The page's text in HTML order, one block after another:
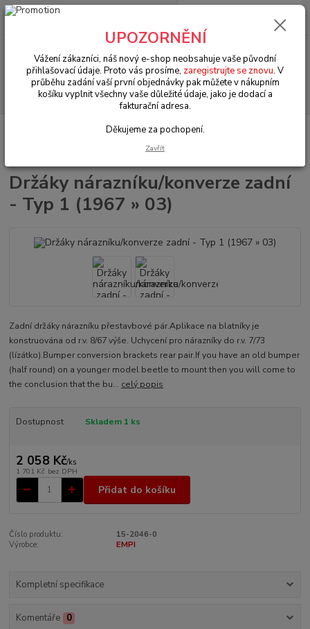
Menu
Hledat
+420 602 330 329
0 Kč
VW Brouk Typ 1 (1938 » 03)
Karosářské díly (Karosseridele)
nárazníku/konverze zadní - Typ 1 (1967 » 03)
Držáky nárazníku/konverze zadní
- Typ 1 (1967 » 03)
Zadní držáky nárazníku přestavbové pár.Aplikace na blatníky je
konstruována od r.v. 8/67 výše. Uchycení pro nárazníky do r.v. 7/73
(lízátko).Bumper conversion brackets rear pair.If you have an old bumper
(half round) on a younger model beetle to mount then you will come to
the conclusion that the bu... celý popis
Dostupnost Skladem 1 ks
2 058 Kč/ks
1 701 Kč bez DPH
Přidat do košíku
Číslo produktu:
15-2046-0
Výrobce:
EMPI
Kompletní specifikace
Komentáře 0
UPOZORNĚNÍ
Vážení zákazníci, náš nový e-shop neobsahuje vaše původní
přihlašovací údaje. Proto vás prosíme, zaregistrujte se znovu. V
průběhu zadání vaší první objednávky pak můžete v nákupním
košíku vyplnit všechny vaše důležité údaje, jako je dodací a
fakturační adresa.
Děkujeme za pochopení.
Zavřít